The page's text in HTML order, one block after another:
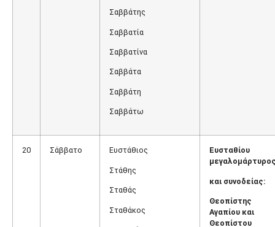
Σαββάτης
Σαββατία
Σαββατίνα
Σαββάτα
Σαββάτη
Σαββάτω
20 Σάββατο Ευστάθιος
Στάθης
Σταθάς
Σταθάκος
Ευσταθίου
και συνοδείας:
Θεοπίστης
Αγαπίου και
Θεοπίστου